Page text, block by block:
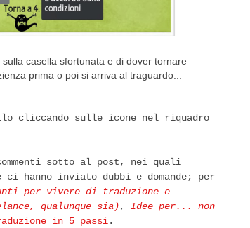
casella sfortunata e di dover tornare
prima o poi si arriva al traguardo...
cliccando sulle icone nel riquadro
sotto al post, nei quali
hanno inviato dubbi e domande; per
per vivere di traduzione e
qualunque sia), Idee per... non
in 5 passi.